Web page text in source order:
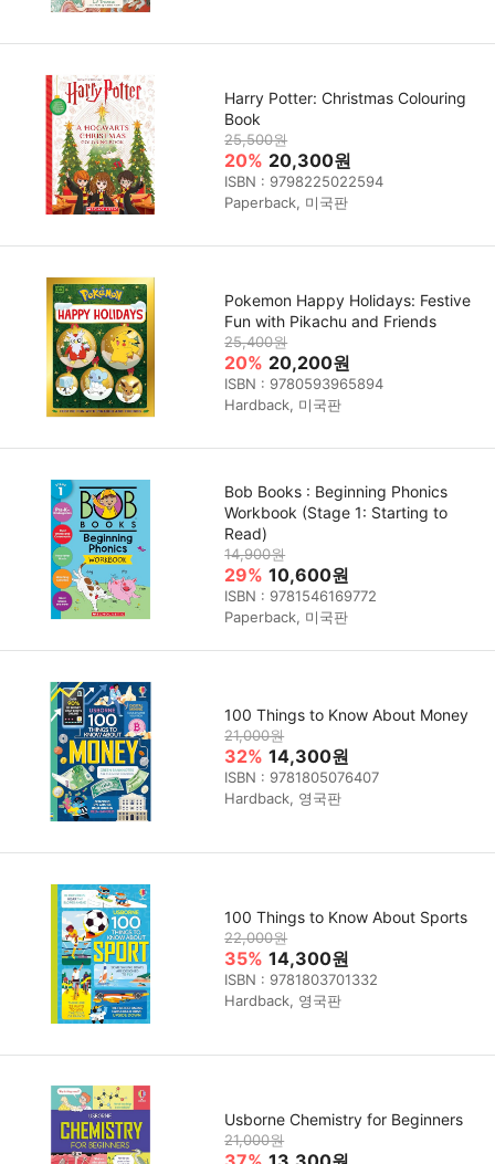
Harry Potter: Christmas Colouring
Book
25,500원
20% 20,300원
ISBN : 9798225022594
Paperback, 미국판
Pokemon Happy Holidays: Festive
Fun with Pikachu and Friends
25,400원
20% 20,200원
ISBN : 9780593965894
Hardback, 미국판
Bob Books : Beginning Phonics
Workbook (Stage 1: Starting to
Read)
14,900원
29% 10,600원
ISBN : 9781546169772
Paperback, 미국판
100 Things to Know About Money
21,000원
32% 14,300원
ISBN : 9781805076407
Hardback, 영국판
100 Things to Know About Sports
22,000원
35% 14,300원
ISBN : 9781803701332
Hardback, 영국판
Usborne Chemistry for Beginners
21,000원